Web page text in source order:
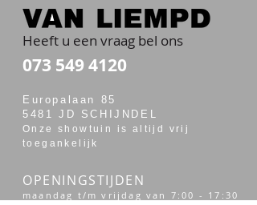
Heeft u een vraag bel ons
073 549 4120
Europalaan 85
5481 JD SCHIJNDEL
Onze showtuin is altijd vrij
toegankelijk
OPENINGSTIJDEN
maandag t/m vrijdag van 7:00 - 17:30